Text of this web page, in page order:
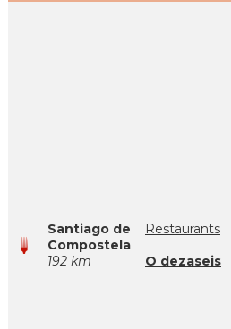
Santiago de
Compostela
192 km
Restaurants
O dezaseis